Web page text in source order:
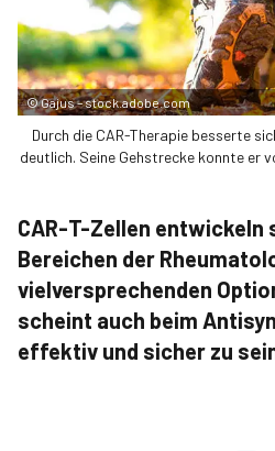
©Gajus – stock.adobe.com
Durch die CAR-Therapie besserte
deutlich. Seine Gehstrecke konnte er
CAR-T-Zellen entwickeln
Bereichen der
vielversprechenden
scheint auch beim
effektiv und sicher zu